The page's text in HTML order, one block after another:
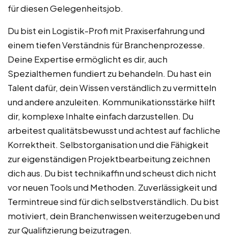
für diesen Gelegenheitsjob.
Du bist ein Logistik-Profi mit Praxiserfahrung und
einem tiefen Verständnis für Branchenprozesse.
Deine Expertise ermöglicht es dir, auch
Spezialthemen fundiert zu behandeln. Du hast ein
Talent dafür, dein Wissen verständlich zu vermitteln
und andere anzuleiten. Kommunikationsstärke hilft
dir, komplexe Inhalte einfach darzustellen. Du
arbeitest qualitätsbewusst und achtest auf fachliche
Korrektheit. Selbstorganisation und die Fähigkeit
zur eigenständigen Projektbearbeitung zeichnen
dich aus. Du bist technikaffin und scheust dich nicht
vor neuen Tools und Methoden. Zuverlässigkeit und
Termintreue sind für dich selbstverständlich. Du bist
motiviert, dein Branchenwissen weiterzugeben und
zur Qualifizierung beizutragen.